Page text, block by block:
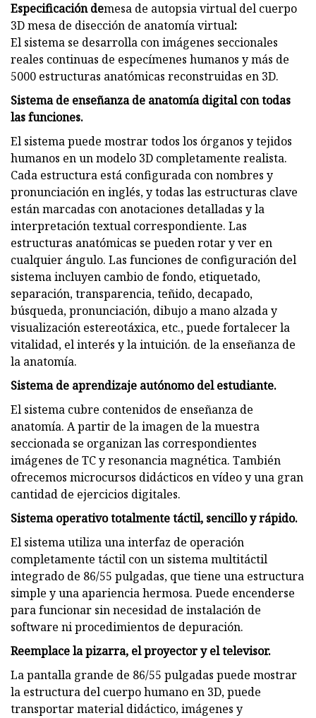
Especificación demesa de autopsia virtual del cuerpo
3D mesa de disección de anatomía virtual:
El sistema se desarrolla con imágenes seccionales
reales continuas de especímenes humanos y más de
5000 estructuras anatómicas reconstruidas en 3D.
Sistema de enseñanza de anatomía digital con todas
las funciones.
El sistema puede mostrar todos los órganos y tejidos
humanos en un modelo 3D completamente realista.
Cada estructura está configurada con nombres y
pronunciación en inglés, y todas las estructuras clave
están marcadas con anotaciones detalladas y la
interpretación textual correspondiente. Las
estructuras anatómicas se pueden rotar y ver en
cualquier ángulo. Las funciones de configuración del
sistema incluyen cambio de fondo, etiquetado,
separación, transparencia, teñido, decapado,
búsqueda, pronunciación, dibujo a mano alzada y
visualización estereotáxica, etc., puede fortalecer la
vitalidad, el interés y la intuición. de la enseñanza de
la anatomía.
Sistema de aprendizaje autónomo del estudiante.
El sistema cubre contenidos de enseñanza de
anatomía. A partir de la imagen de la muestra
seccionada se organizan las correspondientes
imágenes de TC y resonancia magnética. También
ofrecemos microcursos didácticos en vídeo y una gran
cantidad de ejercicios digitales.
Sistema operativo totalmente táctil, sencillo y rápido.
El sistema utiliza una interfaz de operación
completamente táctil con un sistema multitáctil
integrado de 86/55 pulgadas, que tiene una estructura
simple y una apariencia hermosa. Puede encenderse
para funcionar sin necesidad de instalación de
software ni procedimientos de depuración.
Reemplace la pizarra, el proyector y el televisor.
La pantalla grande de 86/55 pulgadas puede mostrar
la estructura del cuerpo humano en 3D, puede
transportar material didáctico, imágenes y